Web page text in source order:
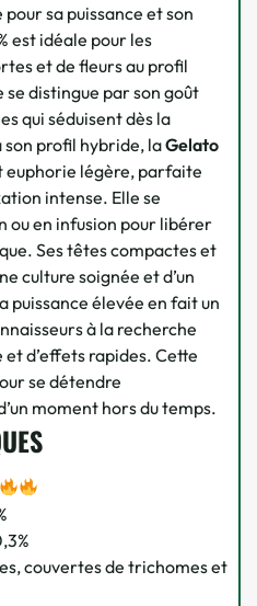
pour sa puissance et son
est idéale pour les
et de fleurs au profil
distingue par son goût
qui séduisent dès la
profil hybride, laGelato
euphorie légère, parfaite
intense. Elle se
ou en infusion pour libérer
Ses têtes compactes et
culture soignée et d’un
puissance élevée en fait un
à la recherche
d’effets rapides. Cette
se détendre
moment hors du temps.
couvertes de trichomes et